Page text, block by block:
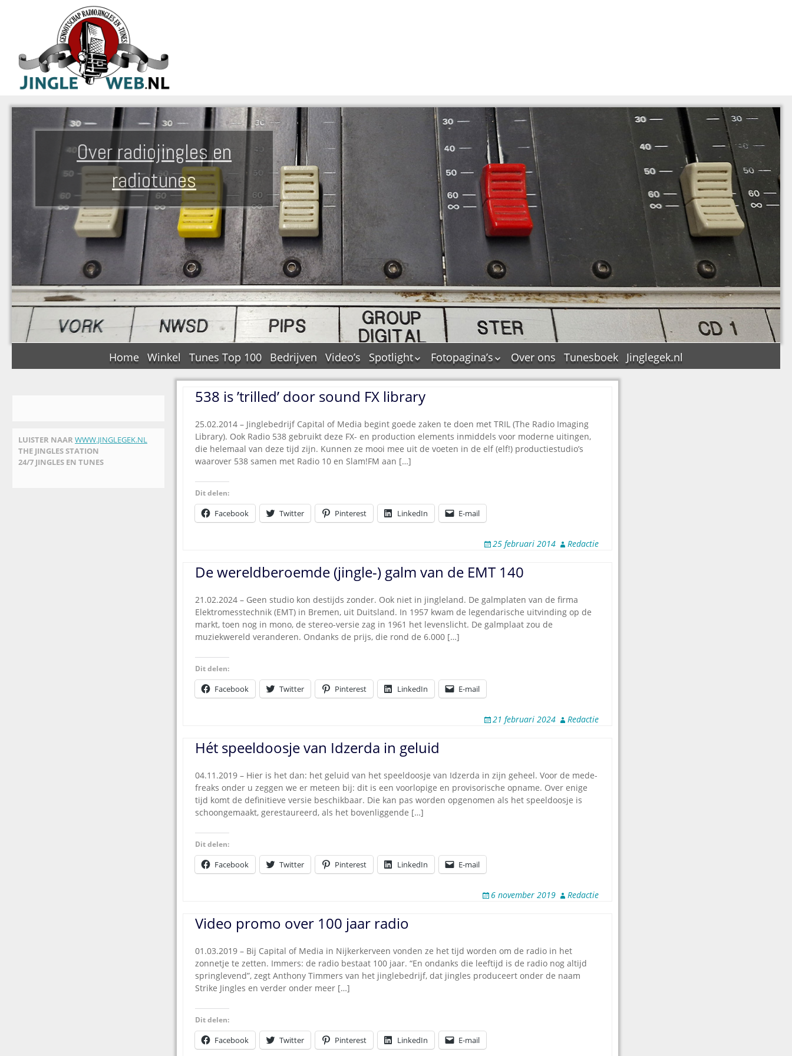
Over radiojingles en
radiotunes
Home Winkel Tunes Top 100 Bedrijven Video’s
Spotlight
De Tourflitsjingle –
wie zijn de makers?
Jingledemo’s en hun
Dallas jingle city
De Tourtune
Ferry Maat 65
Jingle Awards
Jingle NIEUW
Uitvinding
Fotopagina’s
JAM in pictures
Pepper & Tanner in
pictures
Top Format in
Over ons Tunesboek Jinglegek.nl
LUISTER NAAR WWW.JINGLEGEK.NL
THE JINGLES STATION
24/7 JINGLES EN TUNES
538 is ’trilled’ door sound FX library
25.02.2014 – Jinglebedrijf Capital of Media begint goede zaken te doen met TRIL (The Radio Imaging
Library). Ook Radio 538 gebruikt deze FX- en production elements inmiddels voor moderne uitingen,
die helemaal van deze tijd zijn. Kunnen ze mooi mee uit de voeten in de elf (elf!) productiestudio’s
waarover 538 samen met Radio 10 en Slam!FM aan […]
Dit delen:
Facebook Twitter Pinterest LinkedIn E-mail
25 februari 2014 Redactie
De wereldberoemde (jingle-) galm van de EMT 140
21.02.2024 – Geen studio kon destijds zonder. Ook niet in jingleland. De galmplaten van de firma
Elektromesstechnik (EMT) in Bremen, uit Duitsland. In 1957 kwam de legendarische uitvinding op de
markt, toen nog in mono, de stereo-versie zag in 1961 het levenslicht. De galmplaat zou de
muziekwereld veranderen. Ondanks de prijs, die rond de 6.000 […]
Dit delen:
Facebook Twitter Pinterest LinkedIn E-mail
21 februari 2024 Redactie
Hét speeldoosje van Idzerda in geluid
04.11.2019 – Hier is het dan: het geluid van het speeldoosje van Idzerda in zijn geheel. Voor de mede-
freaks onder u zeggen we er meteen bij: dit is een voorlopige en provisorische opname. Over enige
tijd komt de definitieve versie beschikbaar. Die kan pas worden opgenomen als het speeldoosje is
schoongemaakt, gerestaureerd, als het bovenliggende […]
Dit delen:
Facebook Twitter Pinterest LinkedIn E-mail
6 november 2019 Redactie
Video promo over 100 jaar radio
01.03.2019 – Bij Capital of Media in Nijkerkerveen vonden ze het tijd worden om de radio in het
zonnetje te zetten. Immers: de radio bestaat 100 jaar. “En ondanks die leeftijd is de radio nog altijd
springlevend”, zegt Anthony Timmers van het jinglebedrijf, dat jingles produceert onder de naam
Strike Jingles en verder onder meer […]
Dit delen:
Facebook Twitter Pinterest LinkedIn E-mail